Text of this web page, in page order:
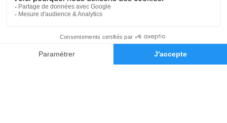
Demande de devis
giacomo.funeraire@gmail.com
12 Avenue Albert Camus - 13960 - Sausset-les-Pins
Nos Services
Organiser des obsèques
Liens utiles
Avis de décès